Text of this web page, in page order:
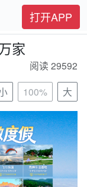
打开APP
家
阅读 29592
100% 大